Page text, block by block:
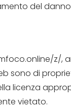
del
z/,
sono di
licenza
vietato.